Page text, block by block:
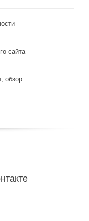
сайта
обзор